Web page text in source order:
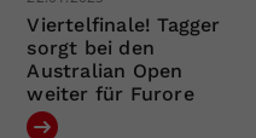
Viertelfinale! Tagger
sorgt bei den
Australian Open
weiter für Furore